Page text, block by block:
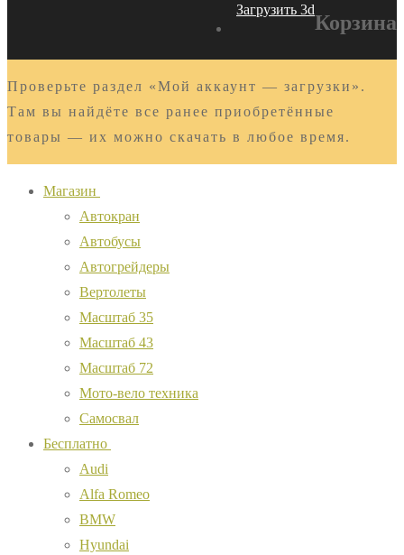
Загрузить 3d
Корзина
Проверьте раздел «Мой аккаунт — загрузки».
Там вы найдёте все ранее приобретённые
товары — их можно скачать в любое время.
Магазин
Автокран
Автобусы
Автогрейдеры
Вертолеты
Масштаб 35
Масштаб 43
Масштаб 72
Мото-вело техника
Самосвал
Бесплатно
Audi
Alfa Romeo
BMW
Hyundai